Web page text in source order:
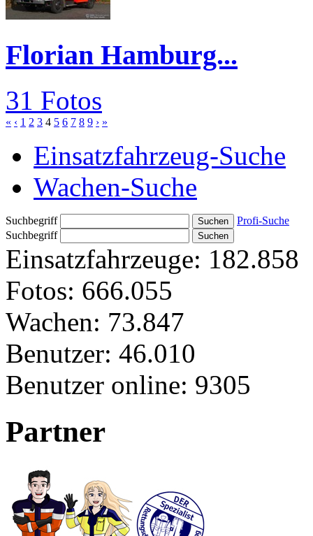
Florian Hamburg...
31 Fotos
« ‹ 1 2 3 4 5 6 7 8 9 › »
Einsatzfahrzeug-Suche
Wachen-Suche
Suchbegriff
Profi-Suche
Suchbegriff
Einsatzfahrzeuge: 182.858
Fotos: 666.055
Wachen: 73.847
Benutzer: 46.010
Benutzer online: 9305
Partner